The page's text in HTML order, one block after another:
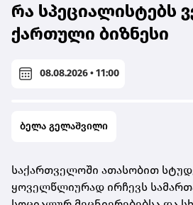
რა სპეციალისტებს
ქართული ბიზნესი
08.08.2026 • 11:00
ბელა გელაშვილი
საქართველოში ათასობით
ყოველწლიურად ირჩევს